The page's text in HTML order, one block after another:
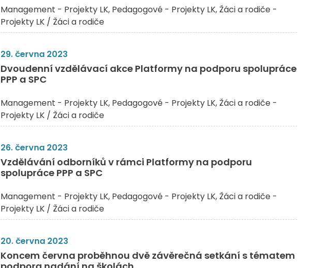
Management - Projekty LK Pedagogové - Projekty LK Žáci a rodiče -
Projekty LK / Žáci a rodiče
29. června 2023
Dvoudenní vzdělávací akce Platformy na podporu spolupráce
PPP a SPC
Management - Projekty LK Pedagogové - Projekty LK Žáci a rodiče -
Projekty LK / Žáci a rodiče
26. června 2023
Vzdělávání odborníků v rámci Platformy na podporu
spolupráce PPP a SPC
Management - Projekty LK Pedagogové - Projekty LK Žáci a rodiče -
Projekty LK / Žáci a rodiče
20. června 2023
Koncem června proběhnou dvě závěrečná setkání s tématem